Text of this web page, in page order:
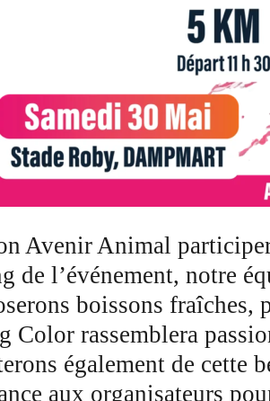
Avenir Animal
de l’événement, notre
boissons fraîches,
Color rassemblera
également de cette
aux organisateurs